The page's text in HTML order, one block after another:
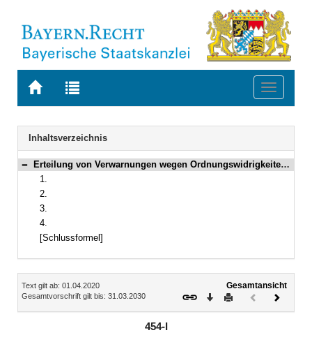
Zur
BAYERN.RECHT
Zur
letzten
Suche
Toggle
Navigation
Inhaltsverzeichnis
Bereich reduzieren
Erteilung von Verwarnungen wegen Ordnungswidrigkeiten durch Polizeivollzugsbeamte
1.
2.
3.
4.
[Schlussformel]
Inhalt
Text gilt ab: 01.04.2020
Gesamtvorschrift gilt bis: 31.03.2030
Gesamtansicht
Download
DruckenVorheriges
454-I